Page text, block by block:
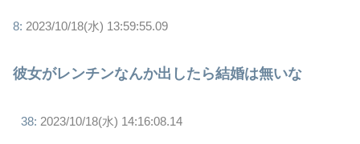
8: 2023/10/18(水) 13:59:55.09
彼女がレンチンなんか出したら結婚は無いな
38: 2023/10/18(水) 14:16:08.14